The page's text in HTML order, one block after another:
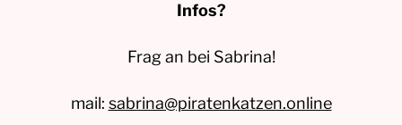
Infos?
Frag an bei Sabrina!
mail: sabrina@piratenkatzen.online